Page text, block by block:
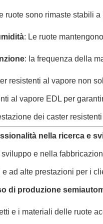
ruote sono rimaste stabili
: Le ruote
: la frequenza della
resistenti al vapore non
al vapore EDL per
dei caster
nella ricerca e
e nella
ad alte prestazioni per i
di produzione
e i materiali delle ruote